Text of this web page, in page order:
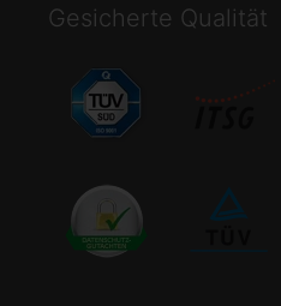
Gesicherte Qualität